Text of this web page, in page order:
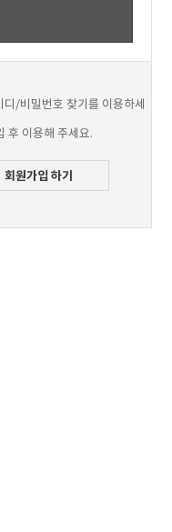
/비밀번호 찾기를 이용하세
후 이용해 주세요.
회원가입 하기